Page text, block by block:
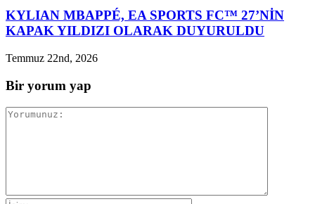
KYLIAN MBAPPÉ, EA SPORTS FC™ 27’NİN
KAPAK YILDIZI OLARAK DUYURULDU
Temmuz 22nd, 2026
Bir yorum yap